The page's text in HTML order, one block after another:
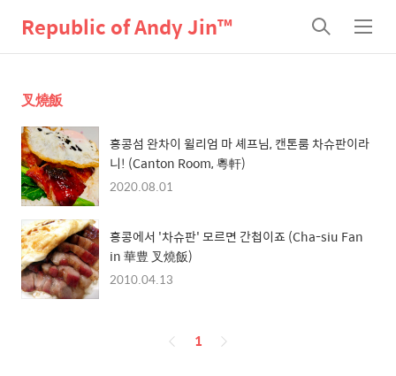
Republic of Andy Jin™
검
색
메
뉴
叉燒飯
홍콩섬 완차이 윌리엄 마 셰프님, 캔톤룸 차슈판이라
니! (Canton Room, 粵軒)
2020.08.01
홍콩에서 '차슈판' 모르면 간첩이죠 (Cha-siu Fan
in 華豊 叉燒飯)
2010.04.13
페
1